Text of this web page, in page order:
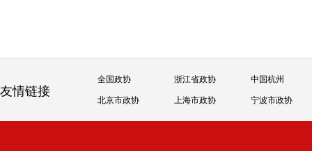
友情链接
全国政协 浙江省政协 中国杭州
北京市政协 上海市政协 宁波市政协